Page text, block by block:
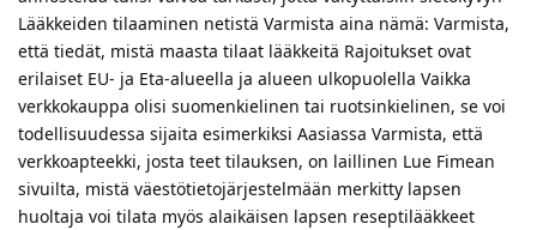
Lääkkeiden tilaaminen netistä Varmista aina nämä: Varmista,
että tiedät, mistä maasta tilaat lääkkeitä Rajoitukset ovat
erilaiset EU- ja Eta-alueella ja alueen ulkopuolella Vaikka
verkkokauppa olisi suomenkielinen tai ruotsinkielinen, se voi
todellisuudessa sijaita esimerkiksi Aasiassa Varmista, että
verkkoapteekki, josta teet tilauksen, on laillinen Lue Fimean
sivuilta, mistä väestötietojärjestelmään merkitty lapsen
huoltaja voi tilata myös alaikäisen lapsen reseptilääkkeet